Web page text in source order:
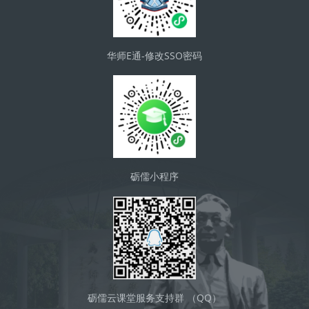
华师E通-修改SSO密码
砺儒小程序
砺儒云课堂服务支持群 （QQ）